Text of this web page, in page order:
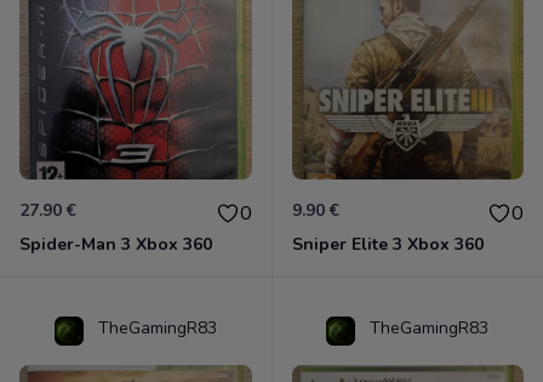
27.90 € 0
Spider-Man 3 Xbox 360
9.90 € 0
Sniper Elite 3 Xbox 360
TheGamingR83 TheGamingR83